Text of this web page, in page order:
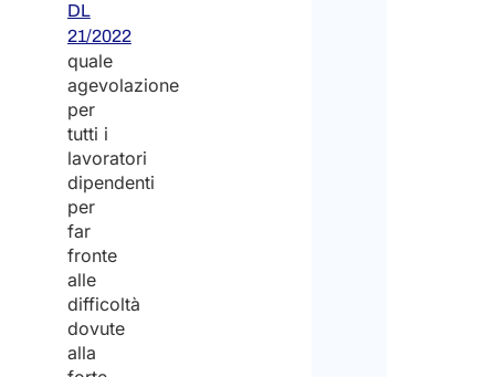
DL
21/2022
quale
agevolazione
per
tutti i
lavoratori
dipendenti
per
far
fronte
alle
difficoltà
dovute
alla